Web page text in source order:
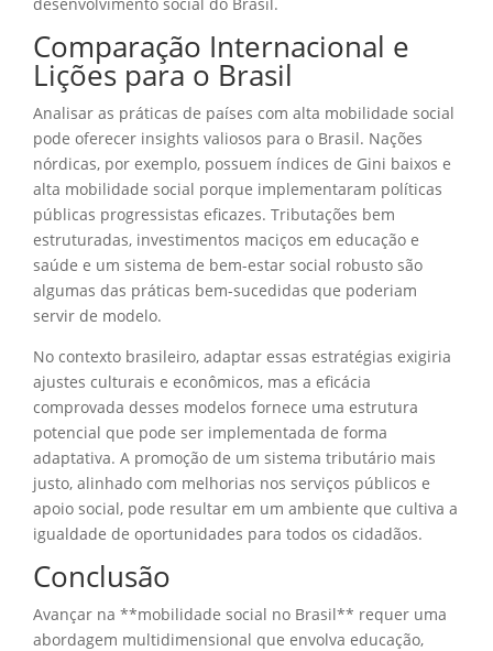
Comparação Internacional e
Lições para o Brasil
Analisar as práticas de países com alta mobilidade social
pode oferecer insights valiosos para o Brasil. Nações
nórdicas, por exemplo, possuem índices de Gini baixos e
alta mobilidade social porque implementaram políticas
públicas progressistas eficazes. Tributações bem
estruturadas, investimentos maciços em educação e
saúde e um sistema de bem-estar social robusto são
algumas das práticas bem-sucedidas que poderiam
servir de modelo.
No contexto brasileiro, adaptar essas estratégias exigiria
ajustes culturais e econômicos, mas a eficácia
comprovada desses modelos fornece uma estrutura
potencial que pode ser implementada de forma
adaptativa. A promoção de um sistema tributário mais
justo, alinhado com melhorias nos serviços públicos e
apoio social, pode resultar em um ambiente que cultiva a
igualdade de oportunidades para todos os cidadãos.
Conclusão
Avançar na **mobilidade social no Brasil** requer uma
abordagem multidimensional que envolva educação,